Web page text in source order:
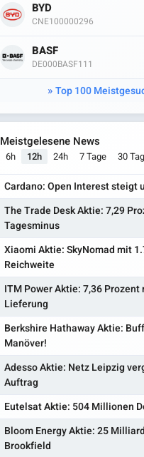
BYD
CNE100000296
BASF
DE000BASF111
Top 100
Meistgelesene News
6h 12h 24h 7 Tage 30
Cardano: Open Interest steigt
The Trade Desk Aktie: 7,29
Tagesminus
Xiaomi Aktie: SkyNomad mit
Reichweite
ITM Power Aktie: 7,36 Prozent
Lieferung
Berkshire Hathaway Aktie:
Manöver!
Adesso Aktie: Netz Leipzig
Auftrag
Eutelsat Aktie: 504 Millionen
Bloom Energy Aktie: 25
Brookfield